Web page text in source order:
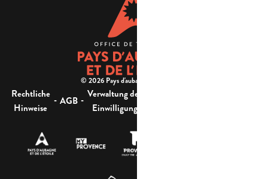
© 2026 Pays d'aubagne et de l'étoile -
Rechtliche
Hinweise
- AGB - Verwaltung der
Einwilligung